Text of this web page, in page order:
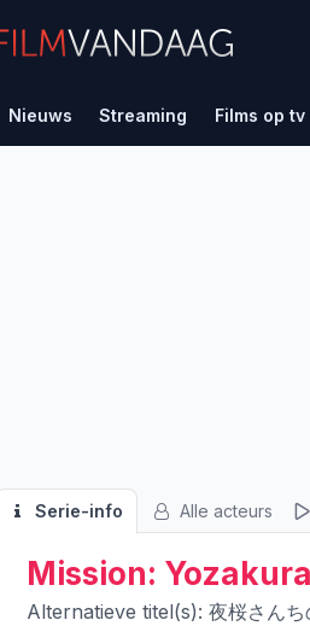
Nieuws Streaming Films op tv
Serie-info Alle acteurs
Mission:
Alternatieve titel(s): 夜桜さんち